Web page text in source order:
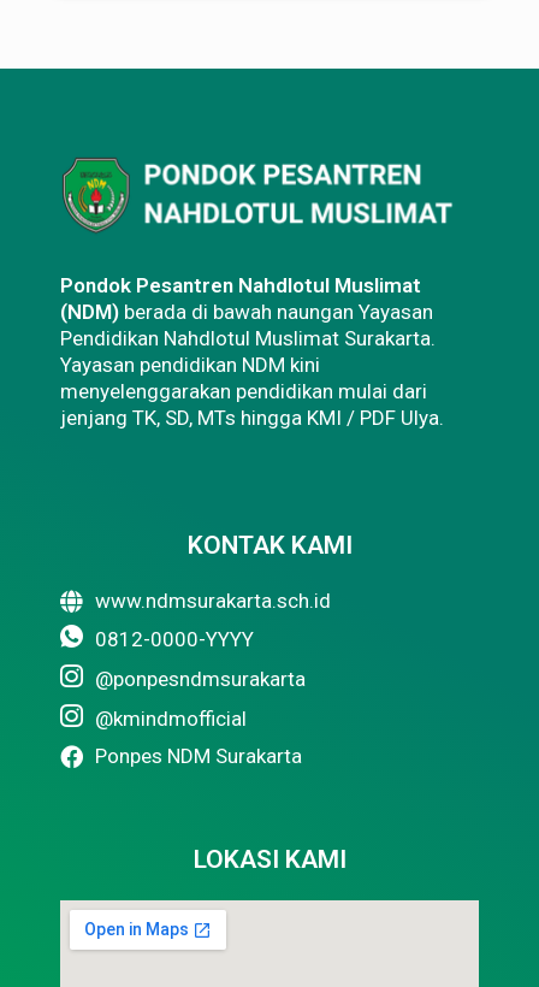
Pondok Pesantren Nahdlotul Muslimat
(NDM) berada di bawah naungan Yayasan
Pendidikan Nahdlotul Muslimat Surakarta.
Yayasan pendidikan NDM kini
menyelenggarakan pendidikan mulai dari
jenjang TK, SD, MTs hingga KMI / PDF Ulya.
KONTAK KAMI
www.ndmsurakarta.sch.id
0812-0000-YYYY
@ponpesndmsurakarta
@kmindmofficial
Ponpes NDM Surakarta
LOKASI KAMI